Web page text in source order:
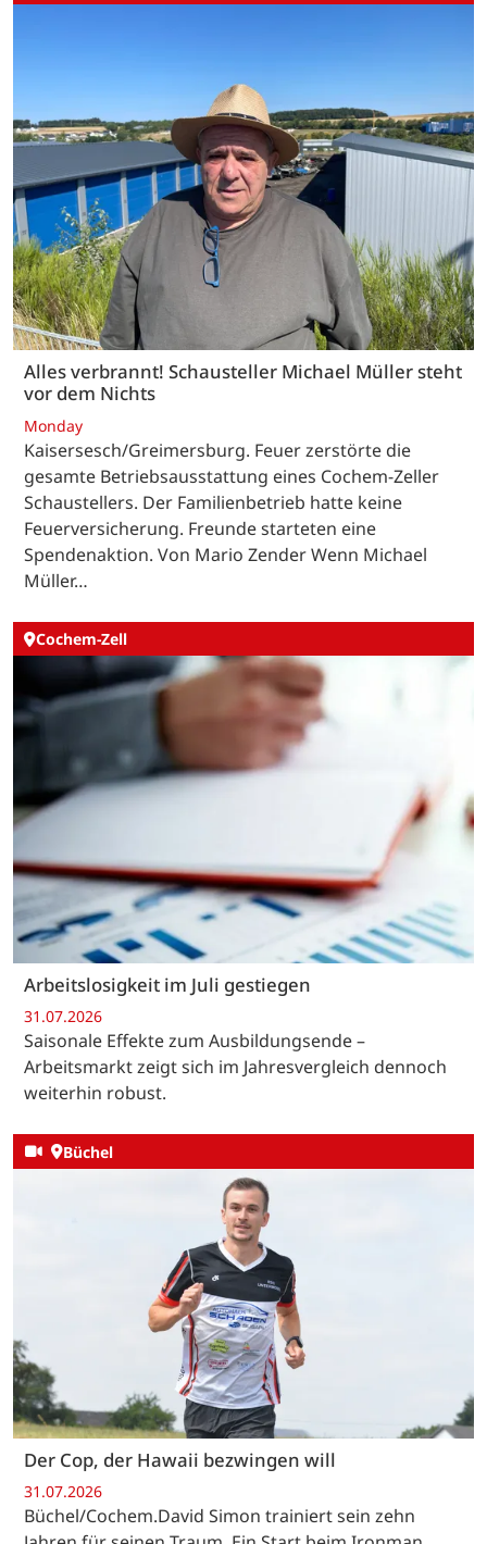
Alles verbrannt! Schausteller Michael Müller steht
vor dem Nichts
Monday
Kaisersesch/Greimersburg. Feuer zerstörte die
gesamte Betriebsausstattung eines Cochem-Zeller
Schaustellers. Der Familienbetrieb hatte keine
Feuerversicherung. Freunde starteten eine
Spendenaktion. Von Mario Zender Wenn Michael
Müller…
Cochem-Zell
Arbeitslosigkeit im Juli gestiegen
31.07.2026
Saisonale Effekte zum Ausbildungsende –
Arbeitsmarkt zeigt sich im Jahresvergleich dennoch
weiterhin robust.
Büchel
Der Cop, der Hawaii bezwingen will
31.07.2026
Büchel/Cochem.David Simon trainiert sein zehn